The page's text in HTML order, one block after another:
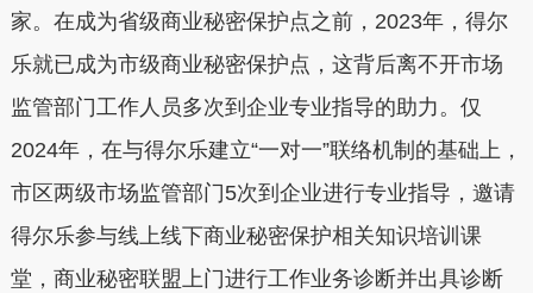
家。在成为省级商业秘密保护点之前，2023年，得尔
乐就已成为市级商业秘密保护点，这背后离不开市场
监管部门工作人员多次到企业专业指导的助力。仅
2024年，在与得尔乐建立“一对一”联络机制的基础上，
市区两级市场监管部门5次到企业进行专业指导，邀请
得尔乐参与线上线下商业秘密保护相关知识培训课
堂，商业秘密联盟上门进行工作业务诊断并出具诊断